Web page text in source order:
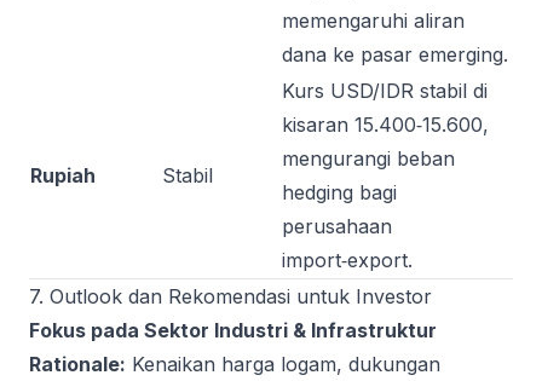
memengaruhi aliran
dana ke pasar emerging.
Rupiah Stabil
Kurs USD/IDR stabil di
kisaran 15.400‑15.600,
mengurangi beban
hedging bagi
perusahaan
import‑export.
7. Outlook dan Rekomendasi untuk Investor
Fokus pada Sektor Industri & Infrastruktur
Rationale: Kenaikan harga logam, dukungan